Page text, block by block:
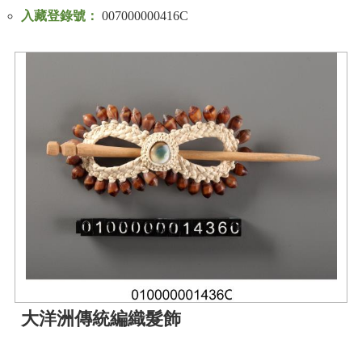
入藏登錄號： 007000000416C
大洋洲傳統編織髮飾